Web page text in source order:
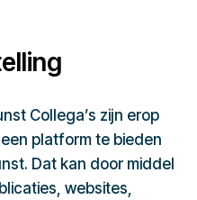
Collega’s zijn erop
platform te bieden
Dat kan door middel
websites,